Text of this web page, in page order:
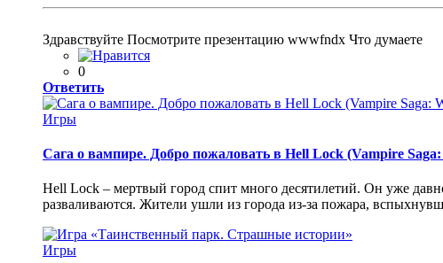
Здравствуйте Посмотрите презентацию wwwfndx Что думаете
0
Ответить
Игры
Сага о вампире. Добро пожаловать в Hell Lock (Vampire
Hell Lock – мертвый город спит много десятилетий. Он уже
разваливаются. Жители ушли из города из-за пожара,
Игры